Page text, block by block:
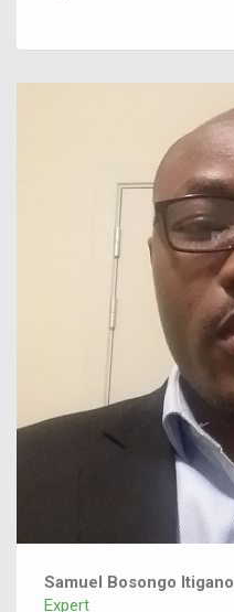
Samuel Bosongo Itigano
Expert